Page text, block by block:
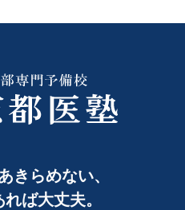
きらめない、
ば大丈夫。